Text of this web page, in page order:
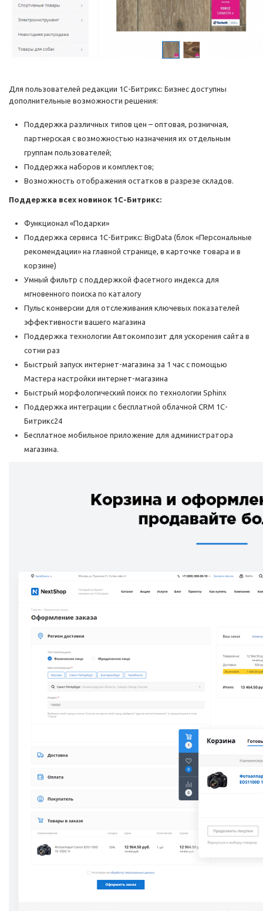
Для пользователей редакции 1С-Битрикс: Бизнес доступны
дополнительные возможности решения:
Поддержка различных типов цен – оптовая, розничная,
партнерская с возможностью назначения их отдельным
группам пользователей;
Поддержка наборов и комплектов;
Возможность отображения остатков в разрезе складов.
Поддержка всех новинок 1С-Битрикс:
Функционал «Подарки»
Поддержка сервиса 1C-Битрикс: BigData (блок «Персональные
рекомендации» на главной странице, в карточке товара и в
корзине)
Умный фильтр с поддержкой фасетного индекса для
мгновенного поиска по каталогу
Пульс конверсии для отслеживания ключевых показателей
эффективности вашего магазина
Поддержка технологии Автокомпозит для ускорения сайта в
сотни раз
Быстрый запуск интернет-магазина за 1 час с помощью
Мастера настройки интернет-магазина
Быстрый морфологический поиск по технологии Sphinx
Поддержка интеграции с бесплатной облачной CRM 1С-
Битрикс24
Бесплатное мобильное приложение для администратора
магазина.